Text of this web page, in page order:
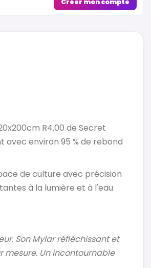
Créer mon compte
R4.00 de Secret
avec environ 95 % de rebond
de culture avec précision
à la lumière et à l'eau
Son Mylar réfléchissant et
mesure. Un incontournable